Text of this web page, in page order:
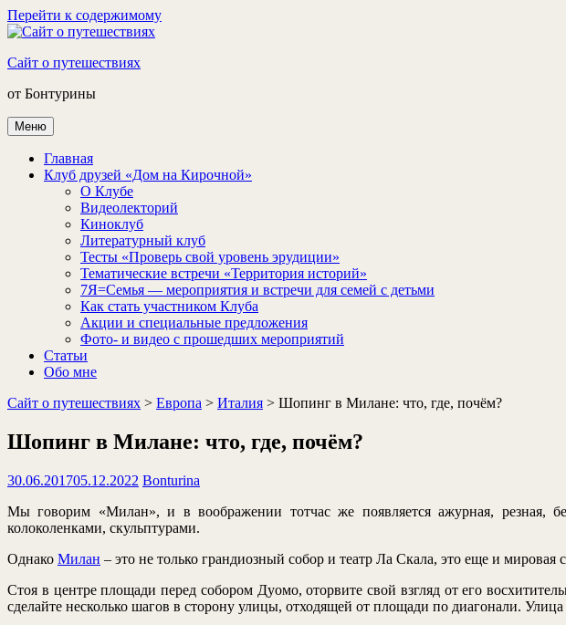
Перейти к содержимому
Сайт о путешествиях
от Бонтурины
Меню
Главная
Клуб друзей «Дом на Кирочной»
О Клубе
Видеолекторий
Киноклуб
Литературный клуб
Тесты «Проверь свой уровень эрудиции»
Тематические встречи «Территория историй»
7Я=Семья — мероприятия и встречи для семей с детьми
Как стать участником Клуба
Акции и специальные предложения
Фото- и видео с прошедших мероприятий
Статьи
Обо мне
Сайт о путешествиях > Европа > Италия > Шопинг в Милане: что, где, почём?
Шопинг в Милане: что, где, почём?
30.06.201705.12.2022 Bonturina
Мы говорим «Милан», и в воображении тотчас же появляется ажурная, резная,
колоколенками, скульптурами.
Однако Милан – это не только грандиозный собор и театр Ла Скала, это еще и мировая
Стоя в центре площади перед собором Дуомо, оторвите свой взгляд от его
сделайте несколько шагов в сторону улицы, отходящей от площади по диагонали.